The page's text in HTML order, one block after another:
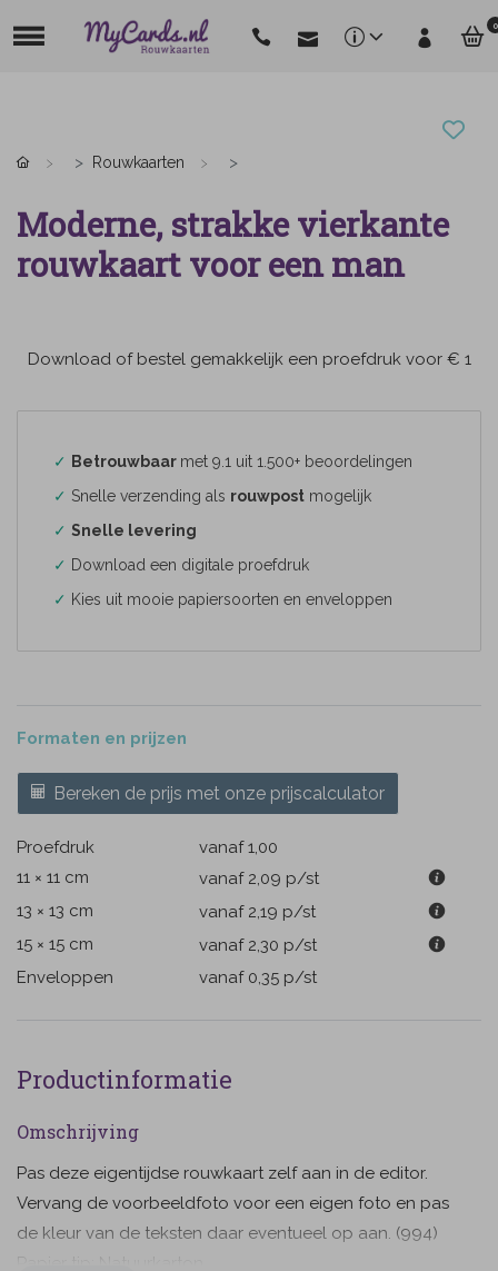
0
Rouwkaarten
Moderne, strakke vierkante
rouwkaart voor een man
Download of bestel gemakkelijk een proefdruk voor € 1
✓ Betrouwbaar met 9.1 uit 1.500+ beoordelingen
✓ Snelle verzending als rouwpost mogelijk
✓ Snelle levering
✓ Download een digitale proefdruk
✓ Kies uit mooie papiersoorten en enveloppen
Formaten en prijzen
Bereken de prijs met onze prijscalculator
Proefdruk
vanaf 1,00
11 × 11 cm
vanaf 2,09 p/st
13 × 13 cm
vanaf 2,19 p/st
15 × 15 cm
vanaf 2,30 p/st
Enveloppen
vanaf 0,35 p/st
Productinformatie
Omschrijving
Pas deze eigentijdse rouwkaart zelf aan in de editor.
Vervang de voorbeeldfoto voor een eigen foto en pas
de kleur van de teksten daar eventueel op aan. (994)